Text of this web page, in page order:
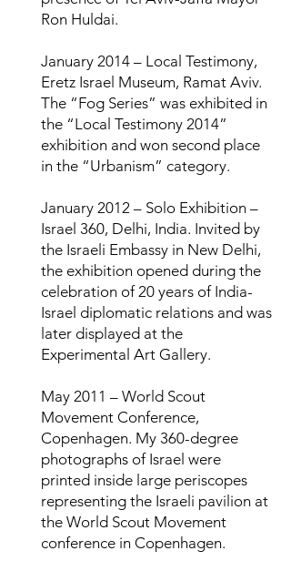
Ron Huldai.
January 2014 – Local Testimony,
Eretz Israel Museum, Ramat Aviv.
The “Fog Series” was exhibited in
the “Local Testimony 2014”
exhibition and won second place
in the “Urbanism” category.
January 2012 – Solo Exhibition –
Israel 360, Delhi, India. Invited by
the Israeli Embassy in New Delhi,
the exhibition opened during the
celebration of 20 years of India-
Israel diplomatic relations and was
later displayed at the
Experimental Art Gallery.
May 2011 – World Scout
Movement Conference,
Copenhagen. My 360-degree
photographs of Israel were
printed inside large periscopes
representing the Israeli pavilion at
the World Scout Movement
conference in Copenhagen.